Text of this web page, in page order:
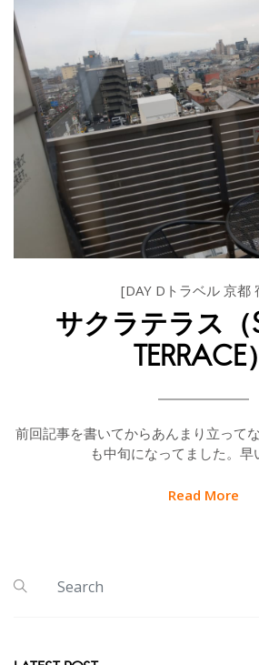
[DAY Dトラベル 京都
サクラテラス（
TERRACE）
前回記事を書いてからあんまり立って
も中旬になってました。
Read More